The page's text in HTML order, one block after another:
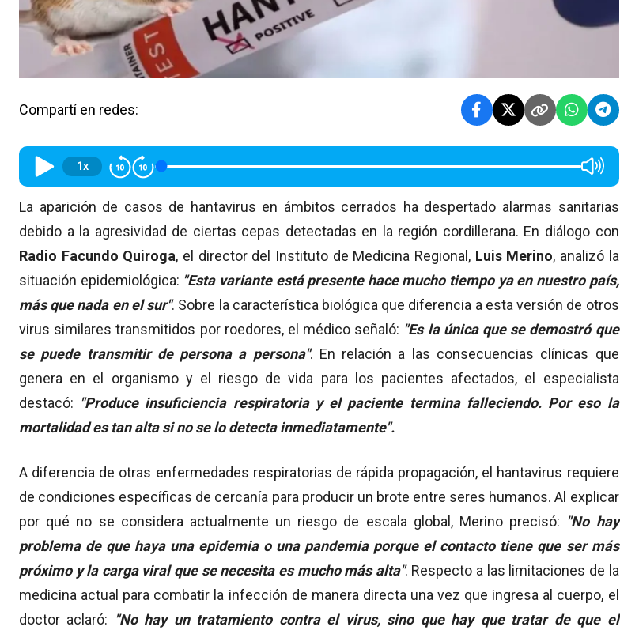
Compartí en redes:
1x
La aparición de casos de hantavirus en ámbitos cerrados ha despertado alarmas sanitarias
debido a la agresividad de ciertas cepas detectadas en la región cordillerana. En diálogo con
Radio Facundo Quiroga, el director del Instituto de Medicina Regional, Luis Merino, analizó la
situación epidemiológica: "Esta variante está presente hace mucho tiempo ya en nuestro país,
más que nada en el sur". Sobre la característica biológica que diferencia a esta versión de otros
virus similares transmitidos por roedores, el médico señaló: "Es la única que se demostró que
se puede transmitir de persona a persona". En relación a las consecuencias clínicas que
genera en el organismo y el riesgo de vida para los pacientes afectados, el especialista
destacó: "Produce insuficiencia respiratoria y el paciente termina falleciendo. Por eso la
mortalidad es tan alta si no se lo detecta inmediatamente".
A diferencia de otras enfermedades respiratorias de rápida propagación, el hantavirus requiere
de condiciones específicas de cercanía para producir un brote entre seres humanos. Al explicar
por qué no se considera actualmente un riesgo de escala global, Merino precisó: "No hay
problema de que haya una epidemia o una pandemia porque el contacto tiene que ser más
próximo y la carga viral que se necesita es mucho más alta". Respecto a las limitaciones de la
medicina actual para combatir la infección de manera directa una vez que ingresa al cuerpo, el
doctor aclaró:
"No hay un tratamiento contra el virus, sino que hay que tratar de que el